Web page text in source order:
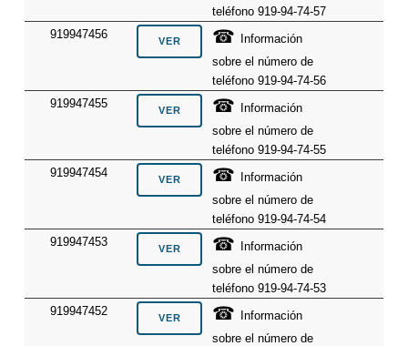
teléfono 919-94-74-57
919947456
☎ Información
sobre el número de
teléfono 919-94-74-56
919947455
☎ Información
sobre el número de
teléfono 919-94-74-55
919947454
☎ Información
sobre el número de
teléfono 919-94-74-54
919947453
☎ Información
sobre el número de
teléfono 919-94-74-53
919947452
☎ Información
sobre el número de